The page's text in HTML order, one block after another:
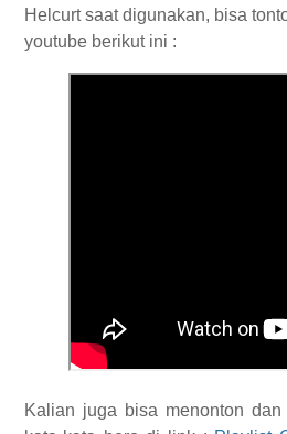
Helcurt saat digunakan, bisa
youtube berikut ini :
Kalian juga bisa menonton